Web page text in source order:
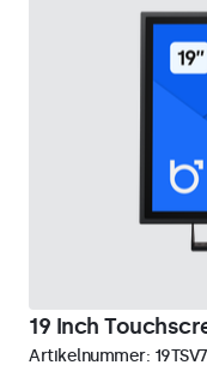
19 Inch
Artikelnummer: